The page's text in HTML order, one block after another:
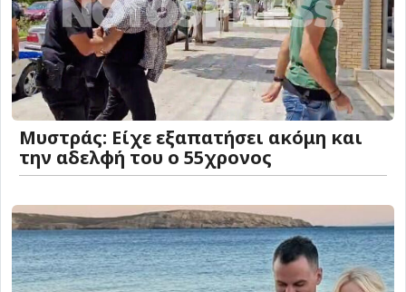
Μυστράς: Είχε εξαπατήσει ακόμη και
την αδελφή του ο 55χρονος